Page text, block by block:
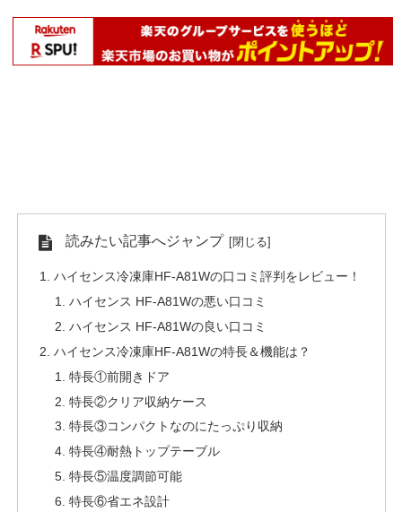
読みたい記事へジャンプ
ハイセンス冷凍庫HF-A81Wの口コミ評判をレビュー！
ハイセンス HF-A81Wの悪い口コミ
ハイセンス HF-A81Wの良い口コミ
ハイセンス冷凍庫HF-A81Wの特長＆機能は？
特長①前開きドア
特長②クリア収納ケース
特長③コンパクトなのにたっぷり収納
特長④耐熱トップテーブル
特長⑤温度調節可能
特長⑥省エネ設計